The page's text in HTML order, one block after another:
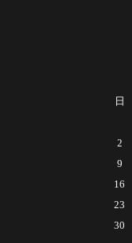
日
2
9
16
23
30